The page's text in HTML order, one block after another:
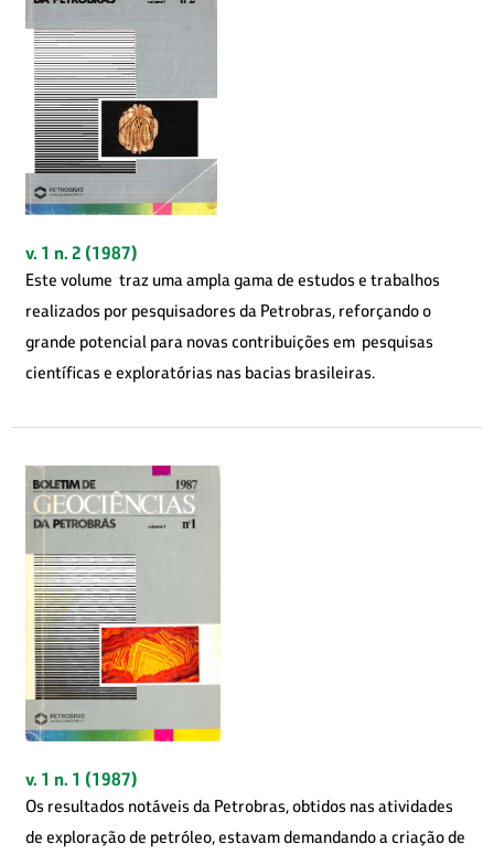
v. 1 n. 2 (1987)
Este volume traz uma ampla gama de estudos e trabalhos
realizados por pesquisadores da Petrobras, reforçando o
grande potencial para novas contribuições em pesquisas
científicas e exploratórias nas bacias brasileiras.
v. 1 n. 1 (1987)
Os resultados notáveis da Petrobras, obtidos nas atividades
de exploração de petróleo, estavam demandando a criação de